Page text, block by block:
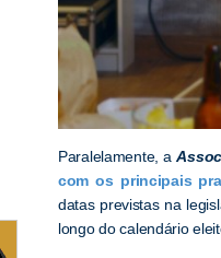
Paralelamente, a
com os principais
datas previstas na
longo do calendário